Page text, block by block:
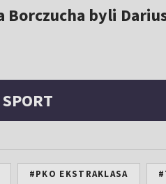
Borczucha byli
#PKO EKSTRAKLASA